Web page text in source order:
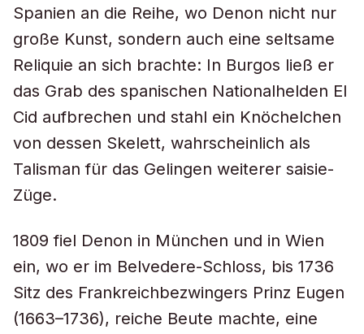
Spanien an die Reihe, wo Denon nicht nur
große Kunst, sondern auch eine seltsame
Reliquie an sich brachte: In Burgos ließ er
das Grab des spanischen Nationalhelden El
Cid aufbrechen und stahl ein Knöchelchen
von dessen Skelett, wahrscheinlich als
Talisman für das Gelingen weiterer saisie-
Züge.
1809 fiel Denon in München und in Wien
ein, wo er im Belvedere-Schloss, bis 1736
Sitz des Frankreichbezwingers Prinz Eugen
(1663–1736), reiche Beute machte, eine